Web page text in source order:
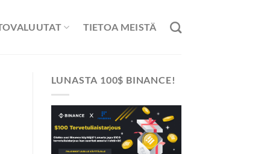
TIETOA MEISTÄ
LUNASTA 100$ BINANCE!